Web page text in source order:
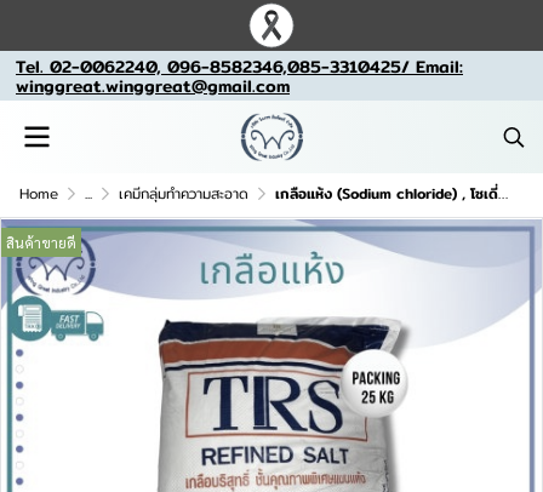
Tel. 02-0062240, 096-8582346,085-3310425/ Email:
winggreat.winggreat@gmail.com
Home ... เคมีกลุ่มทำความสะอาด เกลือแห้ง (Sodium chloride) , โซเดี่ยมคลอไรด์
สินค้าขายดี